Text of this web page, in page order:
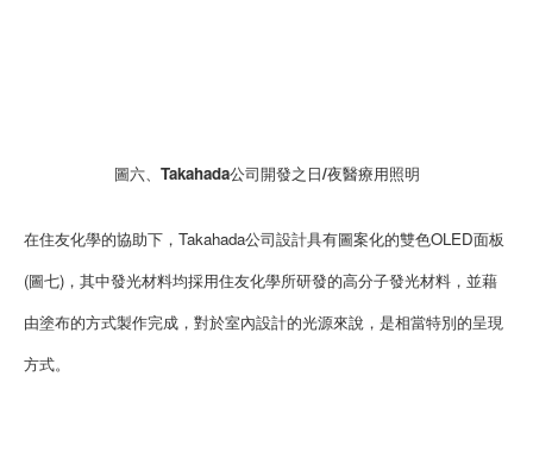
圖六、Takahada公司開發之日/夜醫療用照明
在住友化學的協助下，Takahada公司設計具有圖案化的雙色OLED面板
(圖七)，其中發光材料均採用住友化學所研發的高分子發光材料，並藉
由塗布的方式製作完成，對於室內設計的光源來說，是相當特別的呈現
方式。